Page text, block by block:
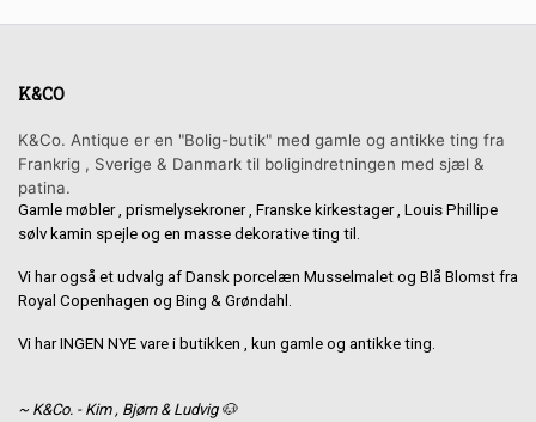
K&CO
K&Co. Antique er en "Bolig-butik" med gamle og antikke ting fra
Frankrig , Sverige & Danmark til boligindretningen med sjæl &
patina.
Gamle møbler , prismelysekroner , Franske kirkestager , Louis Phillipe
sølv kamin spejle og en masse dekorative ting til.
Vi har også et udvalg af Dansk porcelæn Musselmalet og Blå Blomst fra
Royal Copenhagen og Bing & Grøndahl.
Vi har INGEN NYE vare i butikken , kun gamle og antikke ting.
~ K&Co. - Kim , Bjørn & Ludvig 🐶